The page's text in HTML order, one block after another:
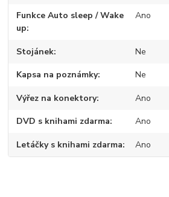
Funkce Auto sleep / Wake
up
Ano
Stojánek Ne
Kapsa na poznámky Ne
Výřez na konektory Ano
DVD s knihami zdarma Ano
Letáčky s knihami zdarma Ano